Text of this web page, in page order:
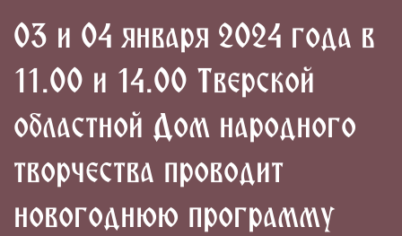
03 и 04 января 2024 года в
11.00 и 14.00 Тверской
областной Дом народного
творчества проводит
новогоднюю программу